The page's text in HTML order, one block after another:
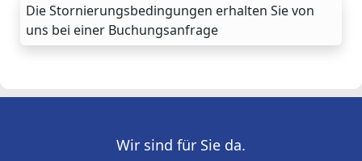
Die Stornierungsbedingungen erhalten Sie von
uns bei einer Buchungsanfrage
Wir sind für Sie da.